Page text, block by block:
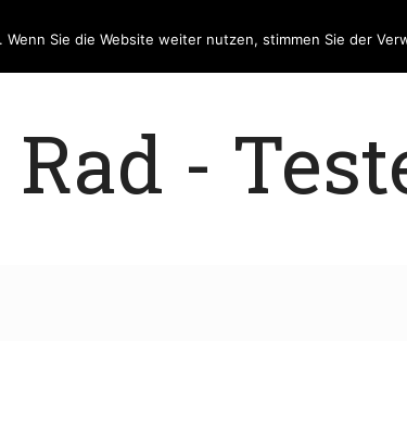
-
Wenn Sie die Website weiter nutzen, stimmen Sie der